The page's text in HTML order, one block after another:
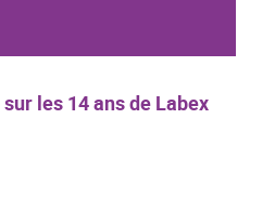
les 14 ans de Labex